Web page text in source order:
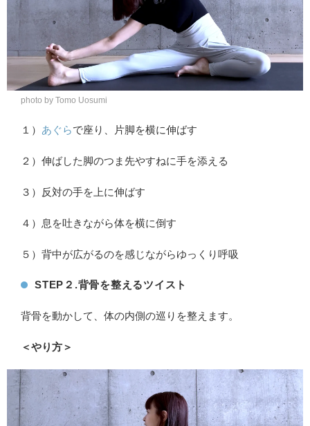
photo by Tomo Uosumi
１） あぐらで座り、片脚を横に伸ばす
２）伸ばした脚のつま先やすねに手を添える
３）反対の手を上に伸ばす
４）息を吐きながら体を横に倒す
５）背中が広がるのを感じながらゆっくり呼吸
STEP２.背骨を整えるツイスト
背骨を動かして、体の内側の巡りを整えます。
＜やり方＞